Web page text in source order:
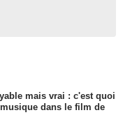
mais vrai : c'est quoi
dans le film de